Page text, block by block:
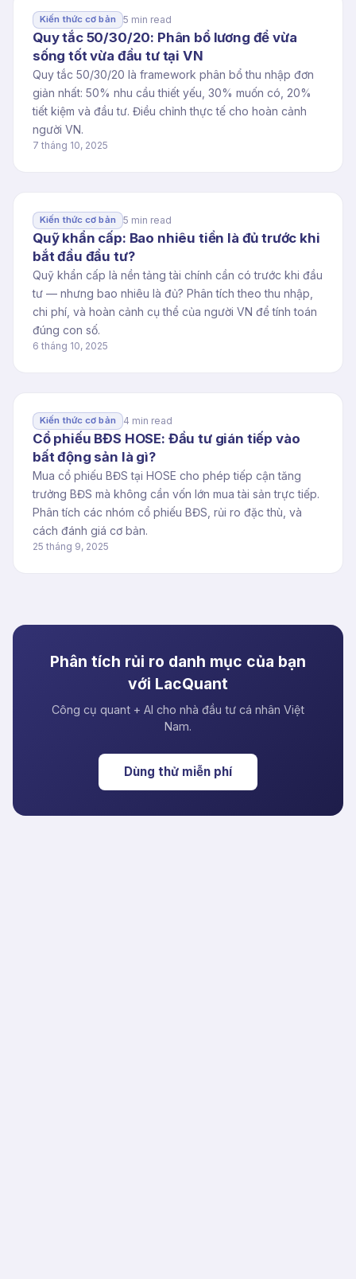
Kiến thức cơ bản 5 min read
Quy tắc 50/30/20: Phân bổ lương để vừa
sống tốt vừa đầu tư tại VN
Quy tắc 50/30/20 là framework phân bổ thu nhập đơn
giản nhất: 50% nhu cầu thiết yếu, 30% muốn có, 20%
tiết kiệm và đầu tư. Điều chỉnh thực tế cho hoàn cảnh
người VN.
7 tháng 10, 2025
Kiến thức cơ bản 5 min read
Quỹ khẩn cấp: Bao nhiêu tiền là đủ trước khi
bắt đầu đầu tư?
Quỹ khẩn cấp là nền tảng tài chính cần có trước khi đầu
tư — nhưng bao nhiêu là đủ? Phân tích theo thu nhập,
chi phí, và hoàn cảnh cụ thể của người VN để tính toán
đúng con số.
6 tháng 10, 2025
Kiến thức cơ bản 4 min read
Cổ phiếu BĐS HOSE: Đầu tư gián tiếp vào
bất động sản là gì?
Mua cổ phiếu BĐS tại HOSE cho phép tiếp cận tăng
trưởng BĐS mà không cần vốn lớn mua tài sản trực tiếp.
Phân tích các nhóm cổ phiếu BĐS, rủi ro đặc thù, và
cách đánh giá cơ bản.
25 tháng 9, 2025
Phân tích rủi ro danh mục của bạn
với LacQuant
Công cụ quant + AI cho nhà đầu tư cá nhân Việt
Nam.
Dùng thử miễn phí